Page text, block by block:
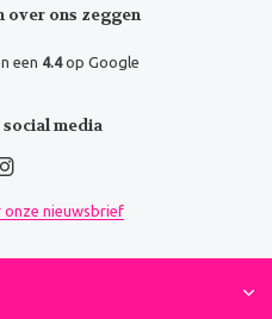
over ons zeggen
een 4.4op Google
media
onze nieuwsbrief